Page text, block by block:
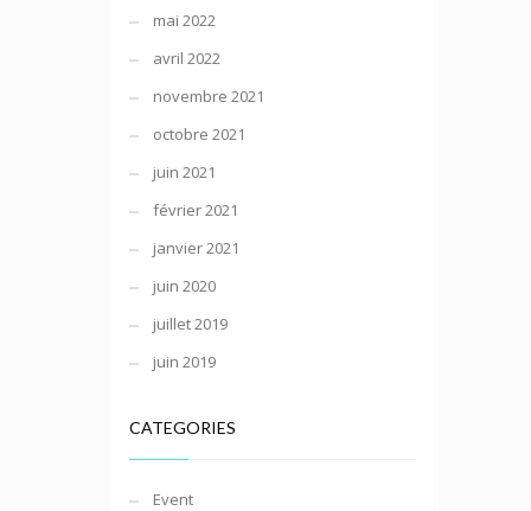
mai 2022
avril 2022
novembre 2021
octobre 2021
juin 2021
février 2021
janvier 2021
juin 2020
juillet 2019
juin 2019
CATEGORIES
Event